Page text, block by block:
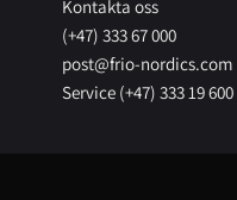
Kontakta oss
(+47) 333 67 000
post@frio-nordics.com
Service (+47) 333 19 600